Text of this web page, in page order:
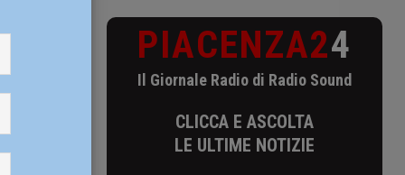
prova
PIACENZA24
Il Giornale Radio di Radio Sound
CLICCA E ASCOLTA
LE ULTIME NOTIZIE